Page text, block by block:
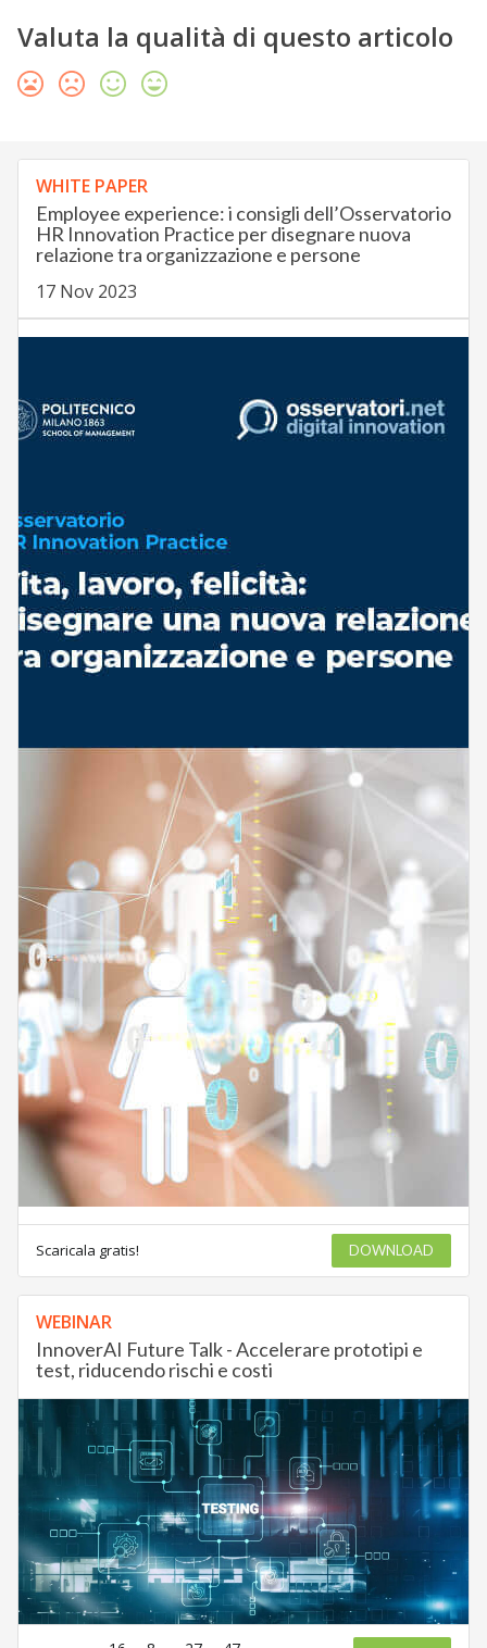
Valuta la qualità di questo articolo
WHITE PAPER
Employee experience: i consigli dell’Osservatorio
HR Innovation Practice per disegnare nuova
relazione tra organizzazione e persone
17 Nov 2023
Scaricala gratis! DOWNLOAD
WEBINAR
InnoverAI Future Talk - Accelerare prototipi e
test, riducendo rischi e costi